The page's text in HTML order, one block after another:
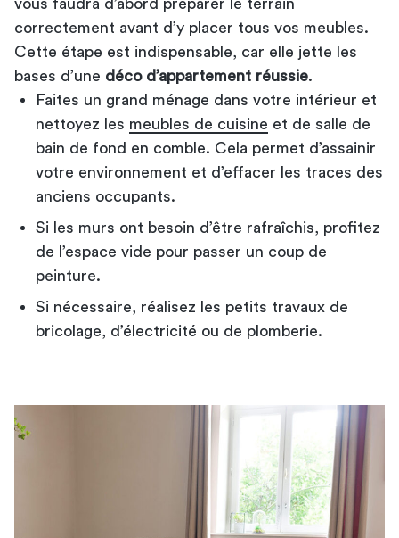
correctement avant d’y placer tous vos meubles.
Cette étape est indispensable, car elle jette les
bases d’une déco d’appartement réussie.
Faites un grand ménage dans votre intérieur et
nettoyez les meubles de cuisine et de salle de
bain de fond en comble. Cela permet d’assainir
votre environnement et d’effacer les traces des
anciens occupants.
Si les murs ont besoin d’être rafraîchis, profitez
de l’espace vide pour passer un coup de
peinture.
Si nécessaire, réalisez les petits travaux de
bricolage, d’électricité ou de plomberie.